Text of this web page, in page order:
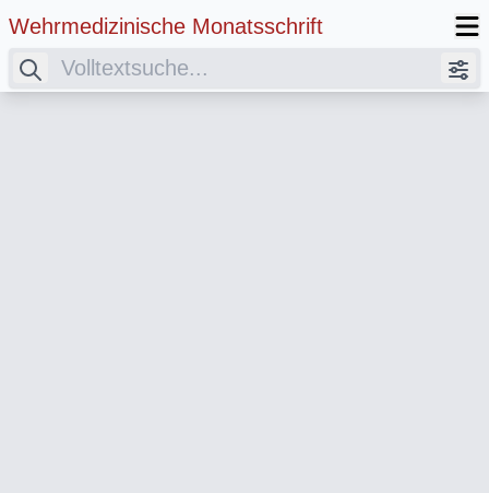
Wehrmedizinische Monatsschrift